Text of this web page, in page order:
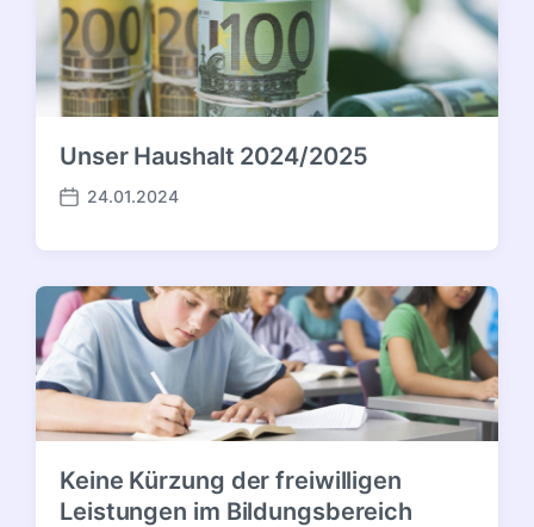
Unser Haushalt 2024/2025
Veröffentlichungsdatum
24.01.2024
Keine Kürzung der freiwilligen
Leistungen im Bildungsbereich